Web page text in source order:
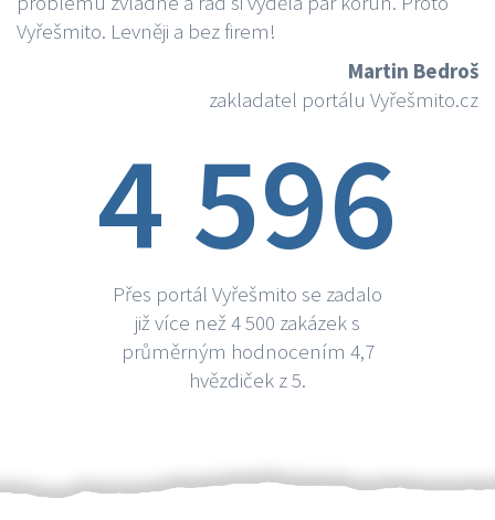
Vyřešmito. Levněji a bez firem!
Martin Bedroš
zakladatel portálu Vyřešmito.cz
4 596
Přes portál Vyřešmito se zadalo
již více než 4 500 zakázek s
průměrným hodnocením 4,7
hvězdiček z 5.